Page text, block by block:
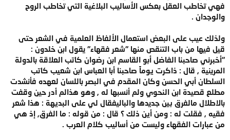
فهي تخاطب العقل بعكس الأساليب البلاغية التي تخاطب الروح
والوجدان .
ولذلك عيب على البعض استعمال الألفاظ العلمية في الشعر حتى
قيل فيها من باب التنقص منها "شعر فقهاء" يقول ابن خلدون :
"أخبرني صاحبنا الفاضل أبو القاسم ابن رضوان كاتب العلاقة بالدولة
المرينية , قال : ذاكرت يوماً صاحبنا أبا العباس ابن شعيب كاتب
السلطان أبي الحسن وكان المقدم في البصر باللسان لعهده فأنشدت
مطلع قصيدة ابن النحوي ولم أنسبها له , وهو هذالم أدر حين وقفت
بالاطلال مالفرق بين جديدها والباليفقال لي على البديهة : هذا شعر
فقيه , فقلت له : ومن أين ذلك ؟ قال : من قوله : ما الفرق, إذ هي
من عبارات الفقهاء وليست من أساليب كلام العرب .